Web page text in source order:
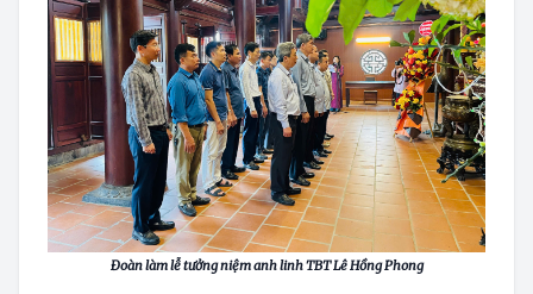
Đoàn làm lễ tưởng niệm anh linh TBT Lê Hồng Phong